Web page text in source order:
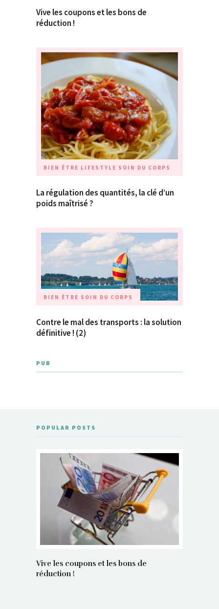
Vive les coupons et les bons de
réduction !
BIEN ÊTRE LIFESTYLE SOIN DU CORPS
La régulation des quantités, la clé d’un
poids maîtrisé ?
BIEN ÊTRE SOIN DU CORPS
Contre le mal des transports : la solution
définitive ! (2)
PUB
POPULAR POSTS
Vive les coupons et les bons de
réduction !